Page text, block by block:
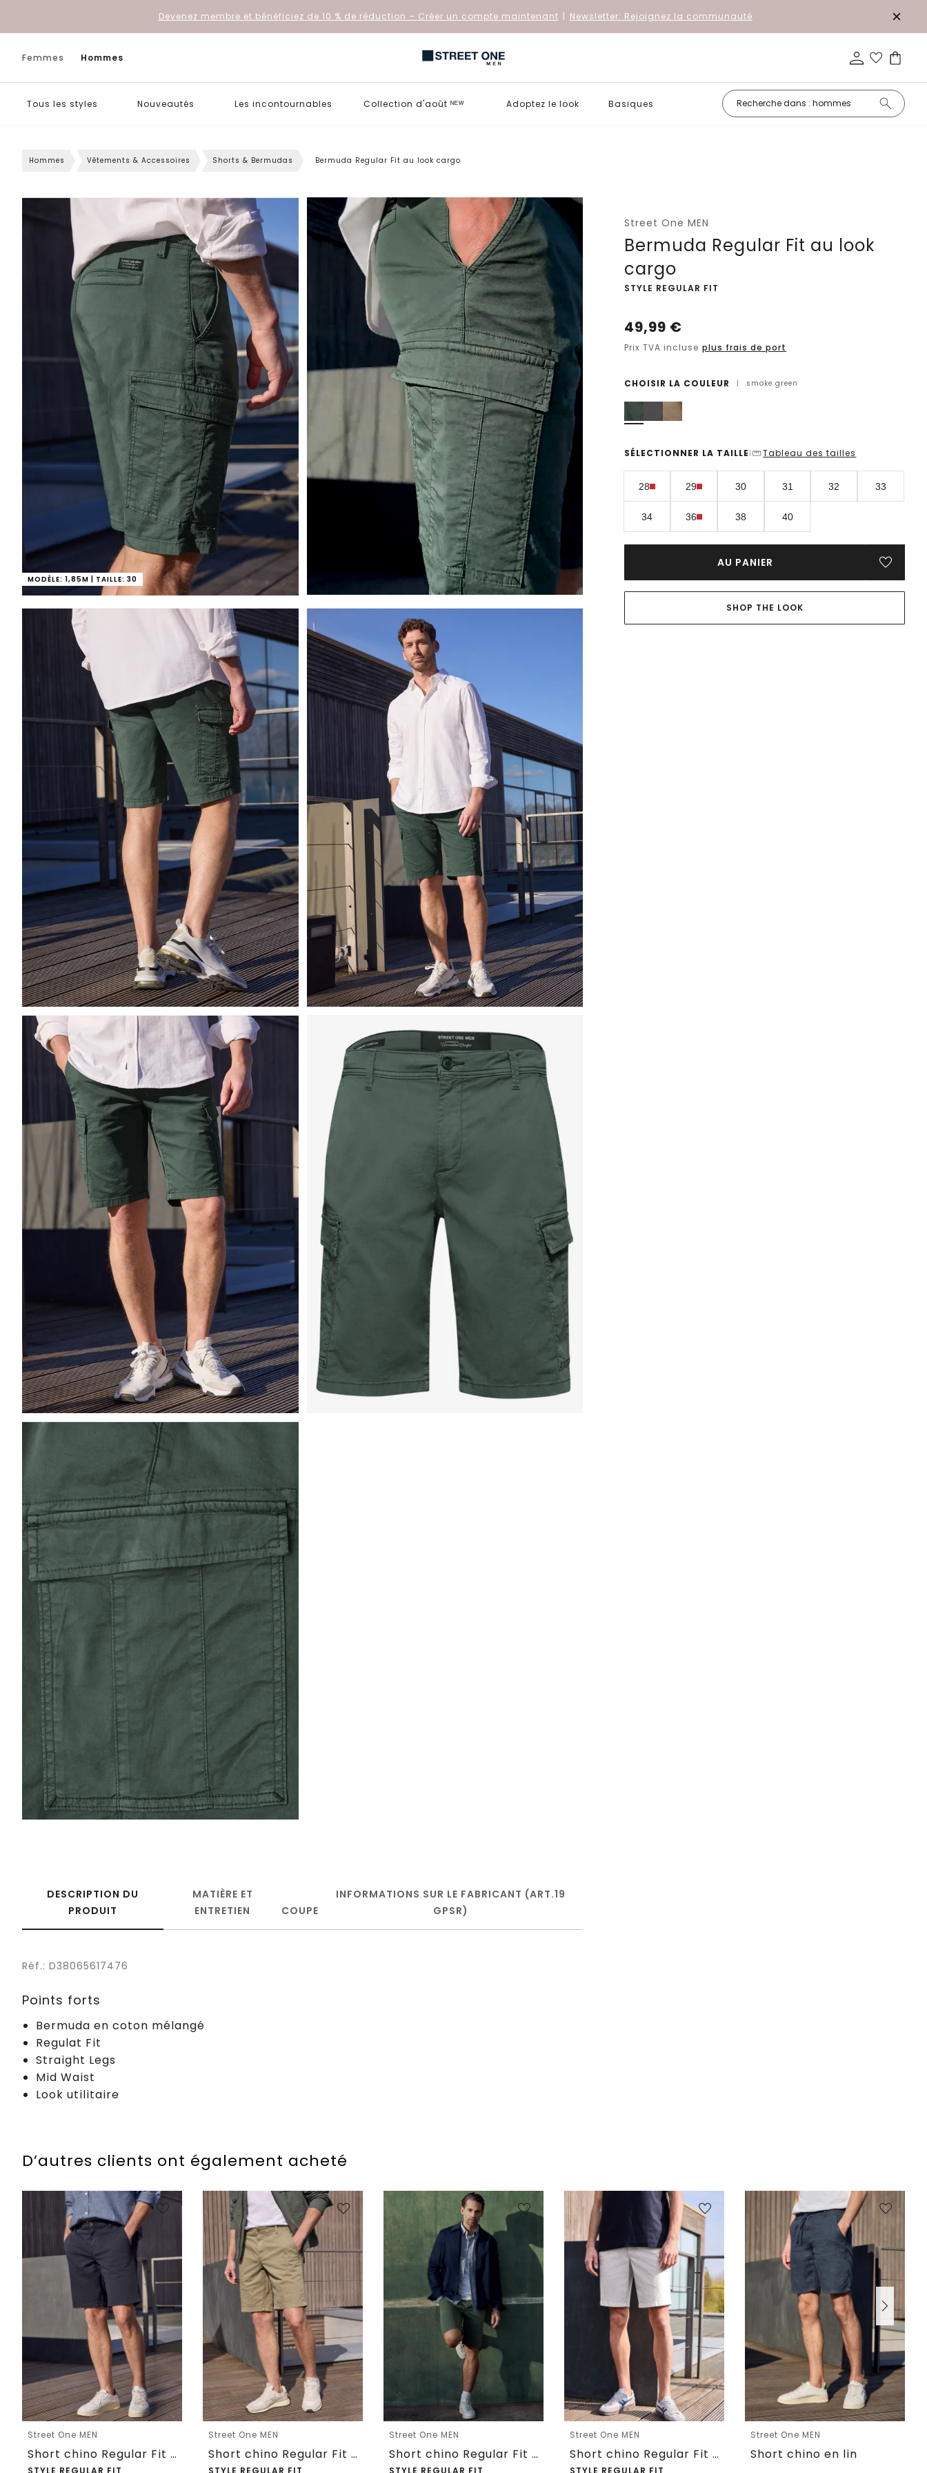
Devenez membre et bénéficiez de 10 % de réduction – Créer un compte maintenant | Newsletter: Rejoignez la communauté
Femmes Hommes
Tous les styles Nouveautés Les incontournables Collection d'août ᴺᴱᵂ Adoptez le look Basiques Petits prix
Hommes Vêtements & Accessoires Shorts & Bermudas Bermuda Regular Fit au look cargo
MODÈLE: 1,85M | TAILLE: 30
Street One MEN
Bermuda Regular Fit au look
cargo
-
STYLE REGULAR FIT
49,99 €
Prix TVA incluse plus frais de port
CHOISIR LA COULEUR | smoke green
SÉLECTIONNER LA TAILLE | Tableau des tailles
28 29 30 31 32 33
34 36 38 40
AU PANIER
SHOP THE LOOK
DESCRIPTION DU
PRODUIT
MATIÈRE ET
ENTRETIEN
COUPE
INFORMATIONS SUR LE FABRICANT (ART.19
GPSR)
Réf.: D38065617476
Points forts
Bermuda en coton mélangé
Regulat Fit
Straight Legs
Mid Waist
Look utilitaire
D’autres clients ont également acheté
Street One MEN
Short chino Regular Fit avec poches
STYLE REGULAR FIT
Street One MEN
Short chino Regular Fit avec poches
STYLE REGULAR FIT
Street One MEN
Short chino Regular Fit avec poches
STYLE REGULAR FIT
Street One MEN
Short chino Regular Fit avec poches
STYLE REGULAR FIT
Street One MEN
Short chino en lin